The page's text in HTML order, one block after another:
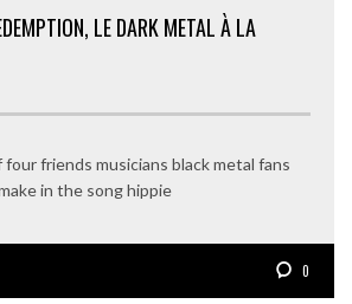
LE DARK METAL À LA
friends musicians black metal fans
in the song hippie
0